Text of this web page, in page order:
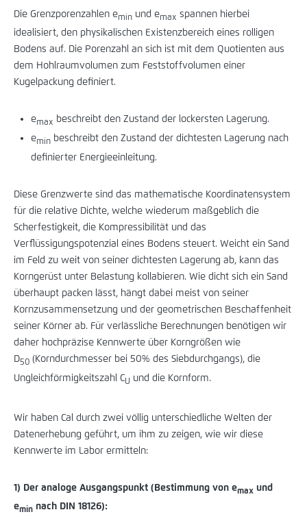
Die Grenzporenzahlen emin und emax spannen hierbei
idealisiert, den physikalischen Existenzbereich eines rolligen
Bodens auf. Die Porenzahl an sich ist mit dem Quotienten aus
dem Hohlraumvolumen zum Feststoffvolumen einer
Kugelpackung definiert.
emax beschreibt den Zustand der lockersten Lagerung.
emin beschreibt den Zustand der dichtesten Lagerung nach
definierter Energieeinleitung.
Diese Grenzwerte sind das mathematische Koordinatensystem
für die relative Dichte, welche wiederum maßgeblich die
Scherfestigkeit, die Kompressibilität und das
Verflüssigungspotenzial eines Bodens steuert. Weicht ein Sand
im Feld zu weit von seiner dichtesten Lagerung ab, kann das
Korngerüst unter Belastung kollabieren. Wie dicht sich ein Sand
überhaupt packen lässt, hängt dabei meist von seiner
Kornzusammensetzung und der geometrischen Beschaffenheit
seiner Körner ab. Für verlässliche Berechnungen benötigen wir
daher hochpräzise Kennwerte über Korngrößen wie
D50 (Korndurchmesser bei 50% des Siebdurchgangs), die
Ungleichförmigkeitszahl CU und die Kornform.
Wir haben Cal durch zwei völlig unterschiedliche Welten der
Datenerhebung geführt, um ihm zu zeigen, wie wir diese
Kennwerte im Labor ermitteln:
1) Der analoge Ausgangspunkt (Bestimmung von emax und
emin nach DIN 18126):